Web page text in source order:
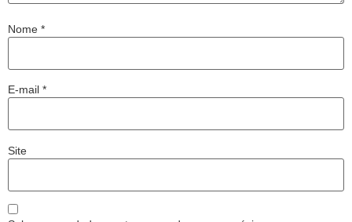
Nome *
E-mail *
Site